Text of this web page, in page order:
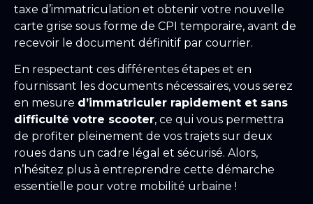
taxe d’immatriculation et obtenir votre nouvelle
carte grise sous forme de CPI temporaire, avant de
recevoir le document définitif par courrier.
En respectant ces différentes étapes et en
fournissant les documents nécessaires, vous serez
en mesure d’immatriculer rapidement et sans
difficulté votre scooter, ce qui vous permettra
de profiter pleinement de vos trajets sur deux
roues dans un cadre légal et sécurisé. Alors,
n’hésitez plus à entreprendre cette démarche
essentielle pour votre mobilité urbaine !